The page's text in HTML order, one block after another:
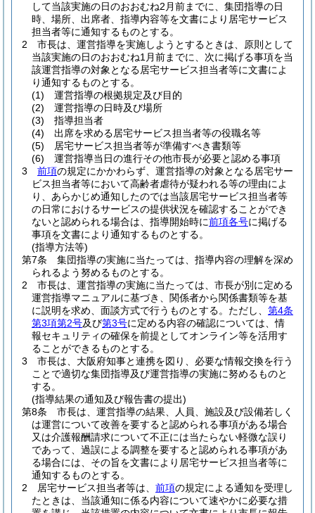
して当該実施の日のおおむね2月前までに、集団指導の日
時、場所、出席者、指導内容等を文書により居宅サービス
担当者等に通知するものとする。
2
市長は、運営指導を実施しようとするときは、原則として
当該実施の日のおおむね1月前までに、次に掲げる事項を当
該運営指導の対象となる居宅サービス担当者等に文書によ
り通知するものとする。
(1)
運営指導の根拠規定及び目的
(2)
運営指導の日時及び場所
(3)
指導担当者
(4)
出席を求める居宅サービス担当者等の役職名等
(5)
居宅サービス担当者等が準備すべき書類等
(6)
運営指導当日の進行その他市長が必要と認める事項
3
前項の規定にかかわらず、運営指導の対象となる居宅サー
ビス担当者等において高齢者虐待が疑われる等の理由によ
り、あらかじめ通知したのでは当該居宅サービス担当者等
の日常におけるサービスの提供状況を確認することができ
ないと認められる場合は、指導開始時に前項各号に掲げる
事項を文書により通知するものとする。
(指導方法等)
第7条
集団指導の実施に当たっては、指導内容の理解を深め
られるよう努めるものとする。
2
市長は、運営指導の実施に当たっては、市長が別に定める
運営指導マニュアルに基づき、関係者から関係書類等を基
に説明を求め、面談方式で行うものとする。 ただし、 第4条
第3項第2号及び第3号に定める内容の確認については、情
報セキュリティの確保を前提としてオンライン等を活用す
ることができるものとする。
3
市長は、大阪府知事と連携を図り、必要な情報交換を行う
ことで適切な集団指導及び運営指導の実施に努めるものと
する。
(指導結果の通知及び報告書の提出)
第8条
市長は、運営指導の結果、人員、施設及び設備若しく
は運営について改善を要すると認められる事項がある場合
又は介護報酬請求について不正には当たらない軽微な誤り
であって、過誤による調整を要すると認められる事項があ
る場合には、その旨を文書により居宅サービス担当者等に
通知するものとする。
2
居宅サービス担当者等は、 前項の規定による通知を受理し
たときは、当該通知に係る内容について速やかに必要な措